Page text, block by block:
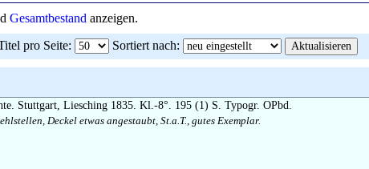
Gesamtbestand anzeigen.
pro Seite: Sortiert nach:
Stuttgart, Liesching 1835. Kl.-8°. 195 (1) S. Typogr. OPbd.
Deckel etwas angestaubt, St.a.T., gutes Exemplar.